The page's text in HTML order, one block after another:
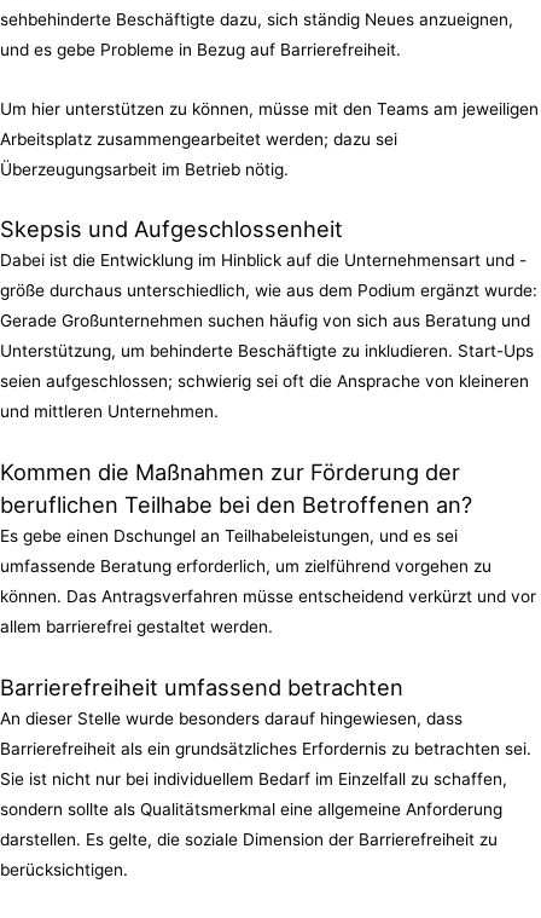
sehbehinderte Beschäftigte dazu, sich ständig Neues anzueignen,
und es gebe Probleme in Bezug auf Barrierefreiheit.
Um hier unterstützen zu können, müsse mit den Teams am jeweiligen
Arbeitsplatz zusammengearbeitet werden; dazu sei
Überzeugungsarbeit im Betrieb nötig.
Skepsis und Aufgeschlossenheit
Dabei ist die Entwicklung im Hinblick auf die Unternehmensart und -
größe durchaus unterschiedlich, wie aus dem Podium ergänzt wurde:
Gerade Großunternehmen suchen häufig von sich aus Beratung und
Unterstützung, um behinderte Beschäftigte zu inkludieren. Start-Ups
seien aufgeschlossen; schwierig sei oft die Ansprache von kleineren
und mittleren Unternehmen.
Kommen die Maßnahmen zur Förderung der
beruflichen Teilhabe bei den Betroffenen an?
Es gebe einen Dschungel an Teilhabeleistungen, und es sei
umfassende Beratung erforderlich, um zielführend vorgehen zu
können. Das Antragsverfahren müsse entscheidend verkürzt und vor
allem barrierefrei gestaltet werden.
Barrierefreiheit umfassend betrachten
An dieser Stelle wurde besonders darauf hingewiesen, dass
Barrierefreiheit als ein grundsätzliches Erfordernis zu betrachten sei.
Sie ist nicht nur bei individuellem Bedarf im Einzelfall zu schaffen,
sondern sollte als Qualitätsmerkmal eine allgemeine Anforderung
darstellen. Es gelte, die soziale Dimension der Barrierefreiheit zu
berücksichtigen.